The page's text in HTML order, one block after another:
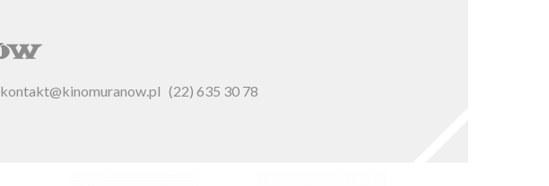
kontakt@kinomuranow.pl (22) 635 30 78